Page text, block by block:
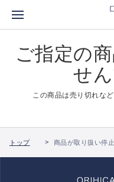
ご指定の
せん
この商品は売り切れな
トップ 商品が取り扱い停